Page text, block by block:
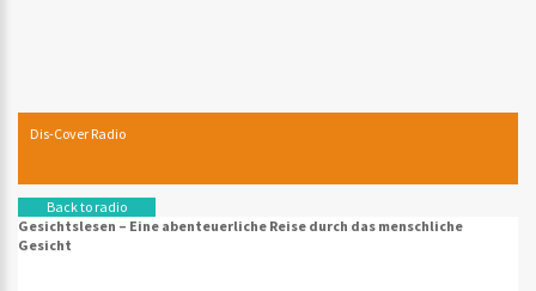
Dis-Cover Radio
Back to radio
Gesichtslesen – Eine abenteuerliche Reise durch das menschliche
Gesicht